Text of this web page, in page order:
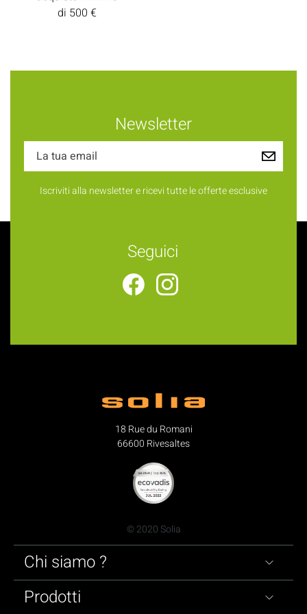
di 500 €
Newsletter
Iscriviti alla newsletter e ricevi tutte le offerte esclusive
Seguici
18 Rue du Romani
66600 Rivesaltes
© 2020 Solia
Chi siamo ?
Prodotti